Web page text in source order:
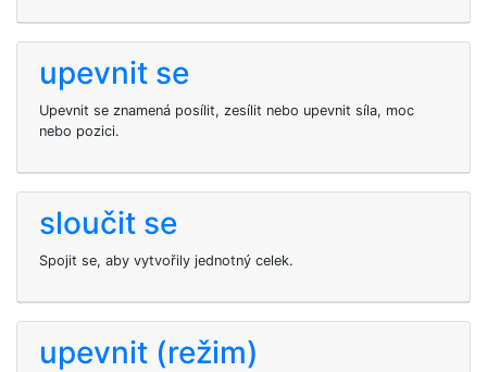
upevnit se
Upevnit se znamená posílit, zesílit nebo upevnit síla, moc
nebo pozici.
sloučit se
Spojit se, aby vytvořily jednotný celek.
upevnit (režim)